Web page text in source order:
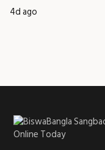
4d ago